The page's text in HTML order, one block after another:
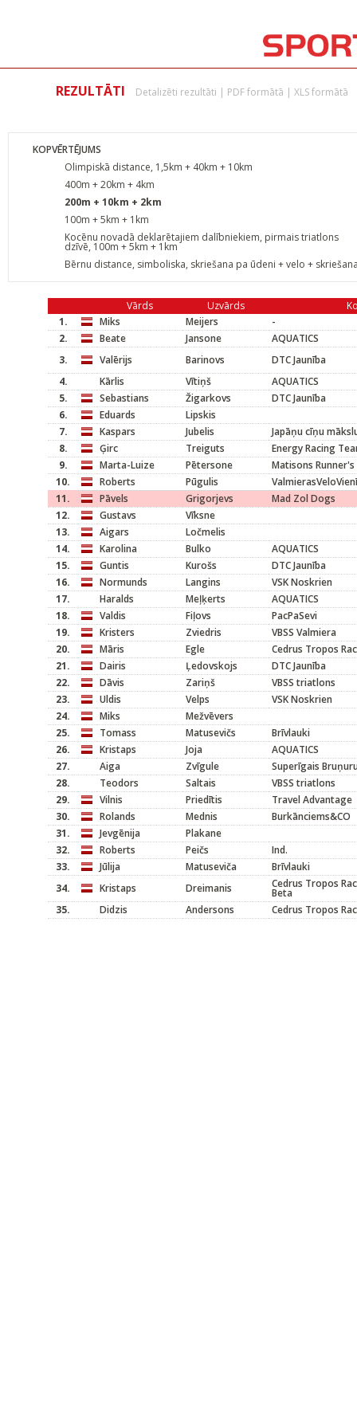
REZULTĀTI Detalizēti rezultāti | PDF formātā | XLS formātā
KOPVĒRTĒJUMS
Olimpiskā distance, 1,5km + 40km + 10km
400m + 20km + 4km
200m + 10km + 2km
100m + 5km + 1km
Kocēnu novadā deklarētajiem dalībniekiem, pirmais triatlons
dzīvē, 100m + 5km + 1km
Bērnu distance, simboliska, skriešana pa ūdeni + velo +
Vārds Uzvārds
1.
Miks Meijers
-
2.
Beate Jansone
AQUATICS
3.
Valērijs Barinovs
DTC Jaunība
4.
Kārlis Vītiņš
AQUATICS
5.
Sebastians Žigarkovs
DTC Jaunība
6.
Eduards
Lipskis
7.
Kaspars Jubelis
Japāņu cīņu
8.
Ģirc Treiguts
Energy Racing
9.
Marta-Luize Pētersone
Matisons Runner's
10.
Roberts Pūgulis
11.
Pāvels Grigorjevs
Mad Zol Dogs
12.
Gustavs
Vīksne
13.
Aigars
Ločmelis
14.
Karolina Bulko
AQUATICS
15.
Guntis Kurošs
DTC Jaunība
16.
Normunds Langins
VSK Noskrien
17.
Haralds Meļķerts
AQUATICS
18.
Valdis Fiļovs
PacPaSevi
19.
Kristers Zviedris
VBSS Valmiera
20.
Māris Egle
Cedrus Tropos
21.
Dairis Ļedovskojs
DTC Jaunība
22.
Dāvis Zariņš
VBSS triatlons
23.
Uldis Velps
VSK Noskrien
24.
Miks
Mežvēvers
25.
Tomass Matusevičs
Brīvlauki
26.
Kristaps Joja
AQUATICS
27.
Aiga Zvīgule
Superīgais
28.
Teodors Saltais
VBSS triatlons
29.
Vilnis Priedītis
Travel Advantage
30.
Rolands Mednis
Burkānciems&CO
31.
Jevgēnija
Plakane
32.
Roberts Peičs
Ind.
33.
Jūlija Matuseviča
Brīvlauki
34.
Kristaps Dreimanis Cedrus Tropos
Beta
35.
Didzis Andersons Cedrus Tropos